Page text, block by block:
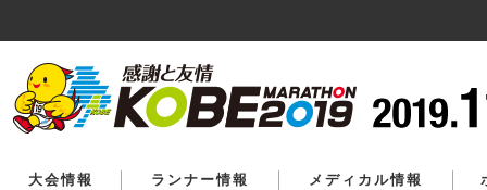
す。
大会情報 ランナー情報 メディカル情報